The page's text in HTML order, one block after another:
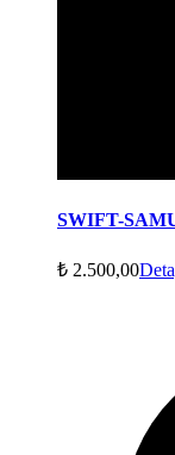
SWIFT-
₺ 2.500,00